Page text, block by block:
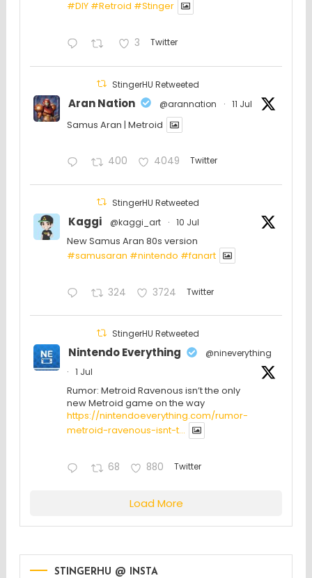
#DIY #Retroid #Stinger
3 Twitter
StingerHU Retweeted
Aran Nation @arannation · 11 Jul
Samus Aran | Metroid
400 4049 Twitter
StingerHU Retweeted
Kaggi @kaggi_art · 10 Jul
New Samus Aran 80s version
#samusaran #nintendo #fanartㅤㅤㅤㅤ
324 3724 Twitter
StingerHU Retweeted
Nintendo Everything
@nineverything
·
1 Jul
Rumor: Metroid Ravenous isn’t the only
new Metroid game on the way
https://nintendoeverything.com/rumor-
metroid-ravenous-isnt-t...
68 880 Twitter
Load More
STINGERHU @ INSTA